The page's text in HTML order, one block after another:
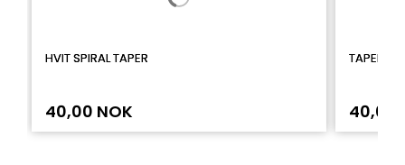
HVIT SPIRAL TAPER
40,00 NOK
TAPER I
40,00